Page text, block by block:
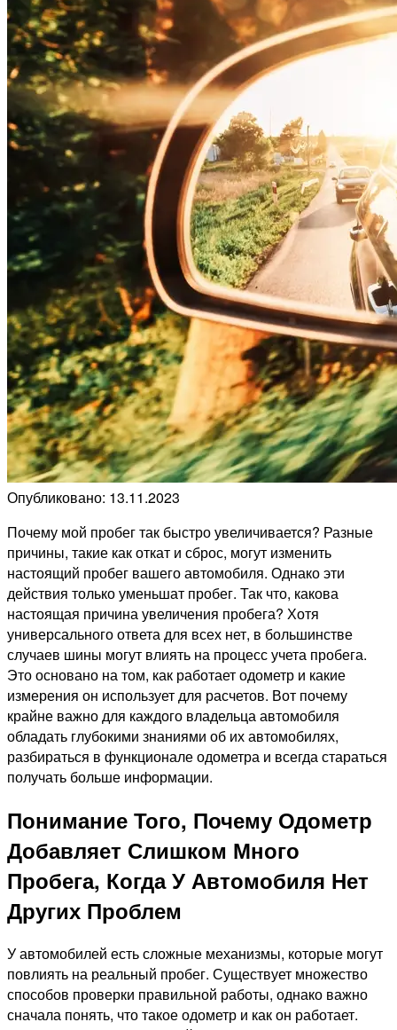
Опубликовано: 13.11.2023
Почему мой пробег так быстро увеличивается? Разные
причины, такие как откат и сброс, могут изменить
настоящий пробег вашего автомобиля. Однако эти
действия только уменьшат пробег. Так что, какова
настоящая причина увеличения пробега? Хотя
универсального ответа для всех нет, в большинстве
случаев шины могут влиять на процесс учета пробега.
Это основано на том, как работает одометр и какие
измерения он использует для расчетов. Вот почему
крайне важно для каждого владельца автомобиля
обладать глубокими знаниями об их автомобилях,
разбираться в функционале одометра и всегда стараться
получать больше информации.
Понимание Того, Почему Одометр
Добавляет Слишком Много
Пробега, Когда У Автомобиля Нет
Других Проблем
У автомобилей есть сложные механизмы, которые могут
повлиять на реальный пробег. Существует множество
способов проверки правильной работы, однако важно
сначала понять, что такое одометр и как он работает.